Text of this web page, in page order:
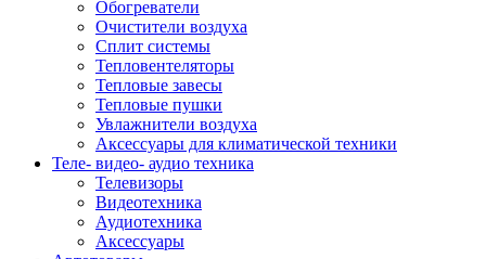
Обогреватели
Очистители воздуха
Сплит системы
Тепловентеляторы
Тепловые завесы
Тепловые пушки
Увлажнители воздуха
Аксессуары для климатической техники
Теле- видео- аудио техника
Телевизоры
Видеотехника
Аудиотехника
Аксессуары